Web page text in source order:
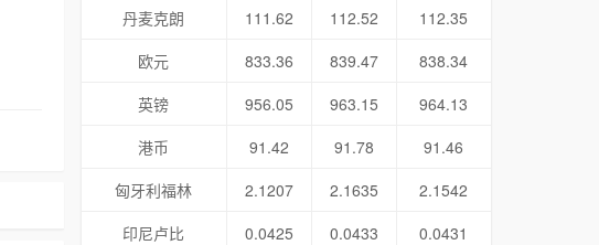
丹麦克朗
111.62 112.52
112.35
欧元
833.36 839.47
838.34
英镑
956.05 963.15
964.13
港币
91.42 91.78
91.46
匈牙利福林
2.1207 2.1635
2.1542
印尼卢比
0.0425 0.0433
0.0431